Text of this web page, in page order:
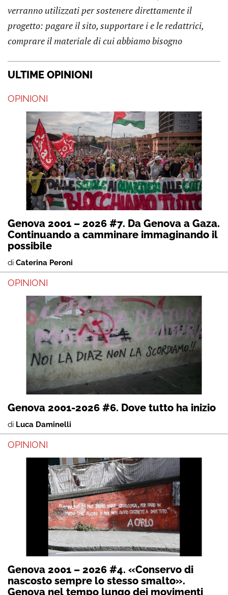
verranno utilizzati per sostenere direttamente il
progetto: pagare il sito, supportare i e le redattrici,
comprare il materiale di cui abbiamo bisogno
ULTIME OPINIONI
OPINIONI
Genova 2001 – 2026 #7. Da Genova a Gaza.
Continuando a camminare immaginando il
possibile
di Caterina Peroni
OPINIONI
Genova 2001-2026 #6. Dove tutto ha inizio
di Luca Daminelli
OPINIONI
Genova 2001 – 2026 #4. «Conservo di
nascosto sempre lo stesso smalto».
Genova nel tempo lungo dei movimenti